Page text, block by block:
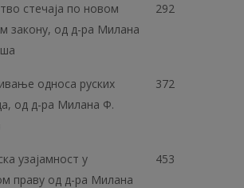
стечаја по новом
закону, од д-ра Милана
292
односа руских
од д-ра Милана Ф.
372
узајамност у
праву од д-ра Милана
453